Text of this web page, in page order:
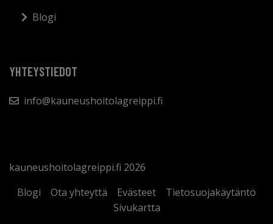
Blogi
YHTEYSTIEDOT
info@kauneushoitolagreippi.fi
kauneushoitolagreippi.fi 2026
Blogi
Ota yhteyttä Evästeet
Tietosuojakäytäntö
Sivukartta